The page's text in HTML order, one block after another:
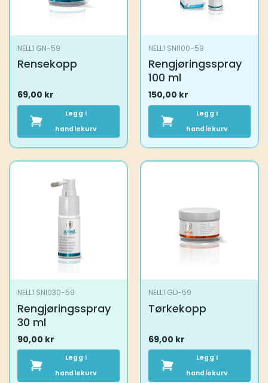
NELL1 GN-59
Rensekopp
69,00 kr
Legg i
handlekurv
NELL1 SNI100-59
Rengjøringsspray
100 ml
150,00 kr
Legg i
handlekurv
NELL1 SNI030-59
Rengjøringsspray
30 ml
90,00 kr
Legg i
handlekurv
NELL1 GD-59
Tørkekopp
69,00 kr
Legg i
handlekurv